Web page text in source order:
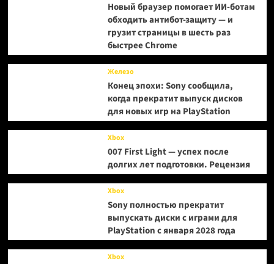
Новый браузер помогает ИИ-ботам
обходить антибот-защиту — и
грузит страницы в шесть раз
быстрее Chrome
Железо
Конец эпохи: Sony сообщила,
когда прекратит выпуск дисков
для новых игр на PlayStation
Xbox
007 First Light — успех после
долгих лет подготовки. Рецензия
Xbox
Sony полностью прекратит
выпускать диски с играми для
PlayStation с января 2028 года
Xbox